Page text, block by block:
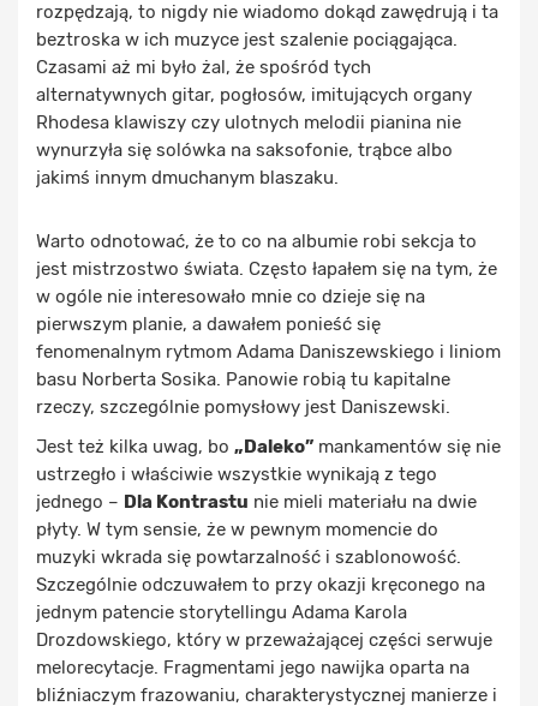
rozpędzają, to nigdy nie wiadomo dokąd zawędrują i ta
beztroska w ich muzyce jest szalenie pociągająca.
Czasami aż mi było żal, że spośród tych
alternatywnych gitar, pogłosów, imitujących organy
Rhodesa klawiszy czy ulotnych melodii pianina nie
wynurzyła się solówka na saksofonie, trąbce albo
jakimś innym dmuchanym blaszaku.
Warto odnotować, że to co na albumie robi sekcja to
jest mistrzostwo świata. Często łapałem się na tym, że
w ogóle nie interesowało mnie co dzieje się na
pierwszym planie, a dawałem ponieść się
fenomenalnym rytmom Adama Daniszewskiego i liniom
basu Norberta Sosika. Panowie robią tu kapitalne
rzeczy, szczególnie pomysłowy jest Daniszewski.
Jest też kilka uwag, bo „Daleko” mankamentów się nie
ustrzegło i właściwie wszystkie wynikają z tego
jednego – Dla Kontrastu nie mieli materiału na dwie
płyty. W tym sensie, że w pewnym momencie do
muzyki wkrada się powtarzalność i szablonowość.
Szczególnie odczuwałem to przy okazji kręconego na
jednym patencie storytellingu Adama Karola
Drozdowskiego, który w przeważającej części serwuje
melorecytacje. Fragmentami jego nawijka oparta na
bliźniaczym frazowaniu, charakterystycznej manierze i